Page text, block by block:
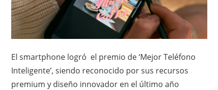
El smartphone logró el premio de ‘Mejor Teléfono
Inteligente’, siendo reconocido por sus recursos
premium y diseño innovador en el último año